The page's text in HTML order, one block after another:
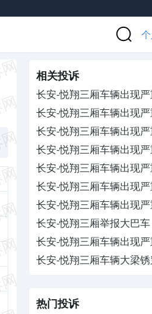
相关投诉
长安-悦翔三厢车辆出现
长安-悦翔三厢车辆出现
长安-悦翔三厢车辆出现
长安-悦翔三厢车辆出现
长安-悦翔三厢车辆出现
长安-悦翔三厢车辆出现
长安-悦翔三厢车辆出现
长安-悦翔三厢举报大巴车
长安-悦翔三厢车辆出现
长安-悦翔三厢车辆大梁
热门投诉